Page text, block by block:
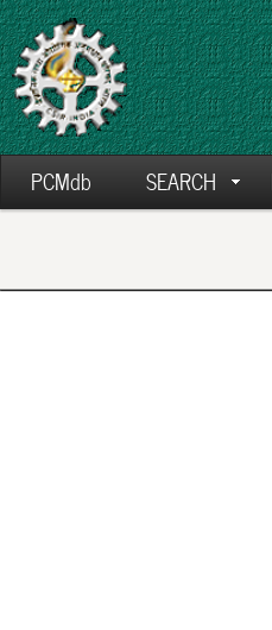
PCMdb SEARCH